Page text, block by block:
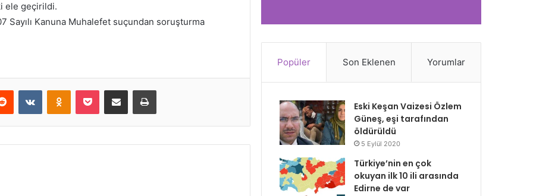
ele geçirildi.
Sayılı Kanuna Muhalefet suçundan soruşturma
Reddit VKontakteOdnoklassniki
Pocket E-Posta ile paylaş Yazdır
Popüler Son Eklenen Yorumlar
Eski Keşan Vaizesi Özlem
Güneş, eşi tarafından
öldürüldü
5 Eylül 2020
Türkiye’nin en çok
okuyan ilk 10 ili arasında
Edirne de var